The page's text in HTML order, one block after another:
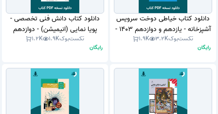
دانلود کتاب خیاطی دوخت سرویس
آشپزخانه - یازدهم و دوازدهم 1403 -
1404 (نسخه PDF)
تکست‌بوک3.2K
1.9K
رایگان
دانلود کتاب دانش فنی تخصصی -
پویا نمایی (انیمیشن) - دوازدهم
1403 - 1404 (نسخه PDF)
تکست‌بوک1.9K
1.2K
رایگان